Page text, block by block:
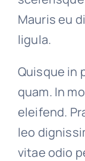
Mauris eu
ligula.
Quisque in
quam. In
eleifend.
leo
vitae odio